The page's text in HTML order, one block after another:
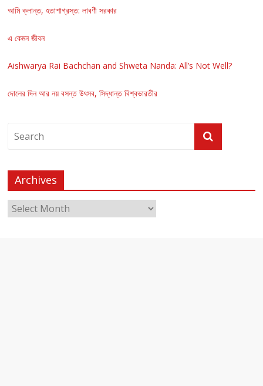
আমি ক্লান্ত, হতাশাগ্রস্ত: লাবণী সরকার
এ কেমন জীবন
Aishwarya Rai Bachchan and Shweta Nanda: All’s Not Well?
দোলের দিন আর নয় বসন্ত উৎসব, সিদ্ধান্ত বিশ্বভারতীর
Archives